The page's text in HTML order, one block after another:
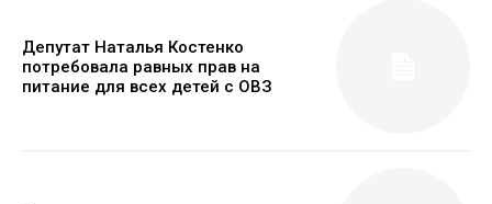
Депутат Наталья Костенко
потребовала равных прав на
питание для всех детей с ОВЗ